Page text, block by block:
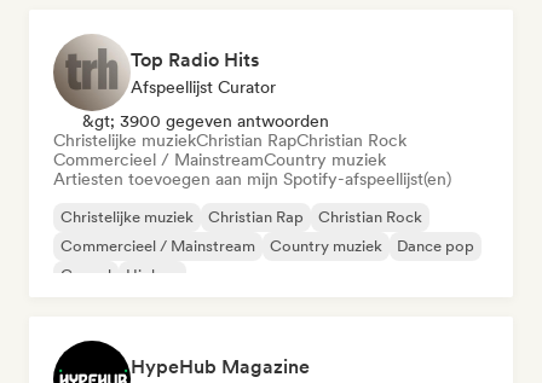
Top Radio Hits
Afspeellijst Curator
&gt; 3900 gegeven antwoorden
Christelijke muziekChristian RapChristian Rock
Commercieel / MainstreamCountry muziek
Artiesten toevoegen aan mijn Spotify-afspeellijst(en)
Christelijke muziek Christian Rap
Christian Rock
Commercieel / Mainstream
Country muziek
Dance pop
Gospel
Hiphop
HypeHub Magazine